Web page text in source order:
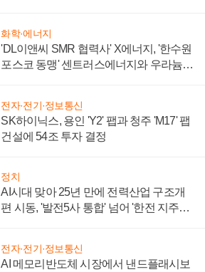
화학·에너지
'DL이앤씨 SMR 협력사' X에너지, '한수원
포스코 동맹' 센트러스에너지와 우라늄
전자·전기·정보통신
SK하이닉스, 용인 'Y2' 팹과 청주 'M17' 팹
건설에 54조 투자 결정
정치
AI시대 맞아 25년 만에 전력산업 구조개
편 시동, '발전5사 통합' 넘어 '한전 지주사'
전자·전기·정보통신
AI 메모리반도체 시장에서 낸드플래시보